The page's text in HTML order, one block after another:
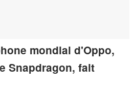
mondial d'Oppo,
Snapdragon, fait